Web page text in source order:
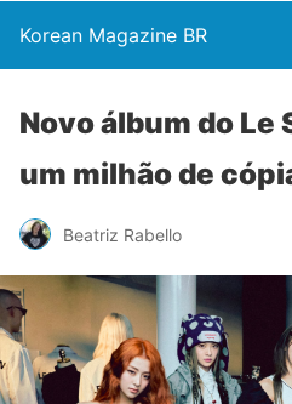
Korean Magazine BR
Novo álbum do Le
um milhão de
Beatriz Rabello